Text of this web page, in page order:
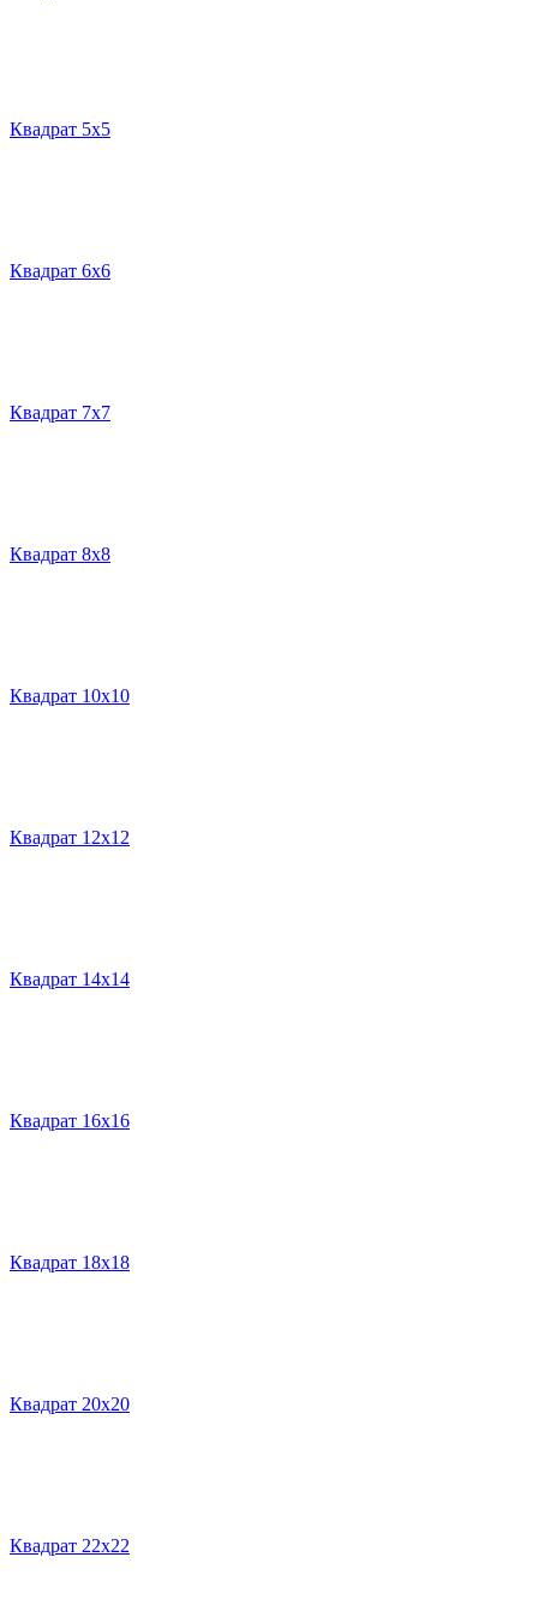
Квадрат 5х5
Квадрат 6х6
Квадрат 7х7
Квадрат 8х8
Квадрат 10х10
Квадрат 12х12
Квадрат 14х14
Квадрат 16х16
Квадрат 18х18
Квадрат 20х20
Квадрат 22х22